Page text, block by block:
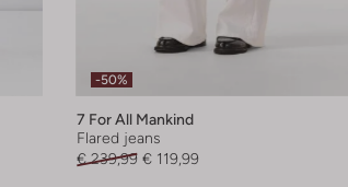
-50%
7 For All Mankind
Flared jeans
€ 239,99 € 119,99